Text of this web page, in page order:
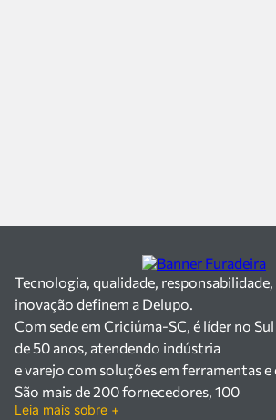
Tecnologia, qualidade, responsabilidade,
inovação definem a Delupo.
Com sede em Criciúma-SC, é líder no
de 50 anos, atendendo indústria
e varejo com soluções em ferramentas
São mais de 200 fornecedores, 100
mil itens à pronta entrega e uma equipe
Leia mais sobre +